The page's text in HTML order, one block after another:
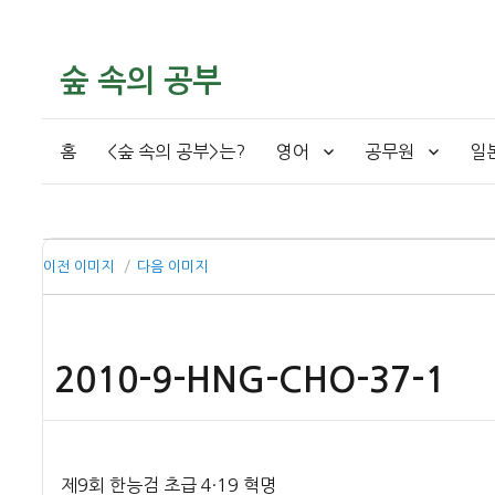
숲 속의 공부
홈 <숲 속의 공부>는? 영어 공무원 일
이전 이미지 다음 이미지
2010-9-HNG-CHO-37-1
제9회 한능검 초급 4·19 혁명